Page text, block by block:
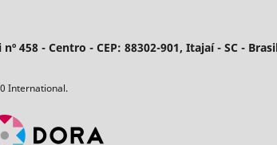
- Centro - CEP: 88302-901, Itajaí­ - SC -
International.